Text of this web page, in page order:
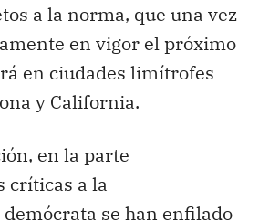
a la norma, que una vez
en vigor el próximo
en ciudades limítrofes
y California.
en la parte
críticas a la
se han enfilado